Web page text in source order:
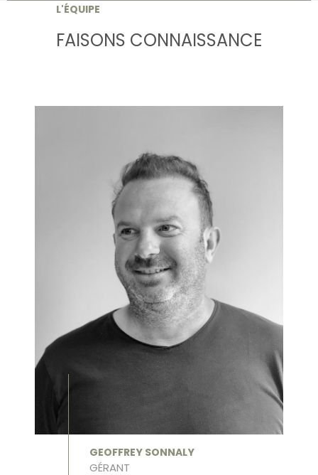
L'ÉQUIPE
FAISONS CONNAISSANCE
GEOFFREY SONNALY
GÉRANT